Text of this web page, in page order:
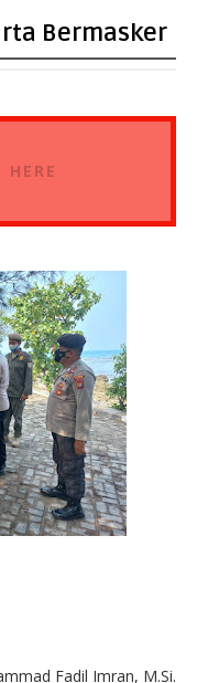
Bermasker
HERE
Fadil Imran, M.Si.